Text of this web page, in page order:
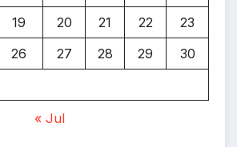
19 20 21 22
23
26 27 28 29
30
« Jul